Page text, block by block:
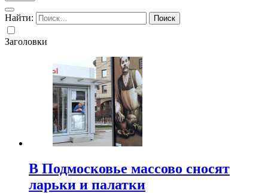
Найти:
Заголовки
В Подмосковье массово сносят
ларьки и палатки